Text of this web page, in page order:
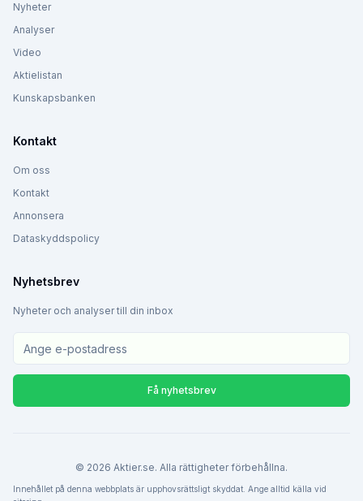
Nyheter
Analyser
Video
Aktielistan
Kunskapsbanken
Kontakt
Om oss
Kontakt
Annonsera
Dataskyddspolicy
Nyhetsbrev
Nyheter och analyser till din inbox
Få nyhetsbrev
© 2026 Aktier.se. Alla rättigheter förbehållna.
Innehållet på denna webbplats är upphovsrättsligt skyddat. Ange alltid källa vid